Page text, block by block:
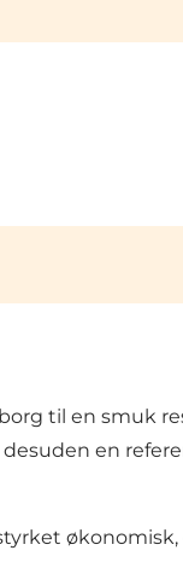
til en smuk
en